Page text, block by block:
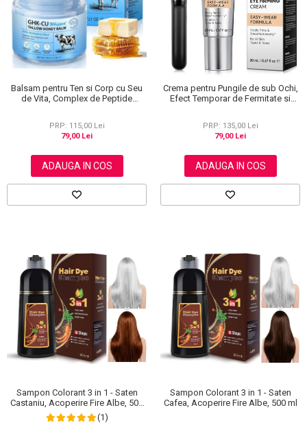
Balsam pentru Ten si Corp cu Seu
de Vita, Complex de Peptide
PRP: 115,00 Lei
79,00 Lei
ADAUGA IN COS
Crema pentru Pungile de sub Ochi,
Efect Temporar de Fermitate si
PRP: 135,00 Lei
79,00 Lei
ADAUGA IN COS
Sampon Colorant 3 in 1 - Saten
Castaniu, Acoperire Fire Albe, 500
ml
(1)
Sampon Colorant 3 in 1 - Saten
Cafea, Acoperire Fire Albe, 500 ml